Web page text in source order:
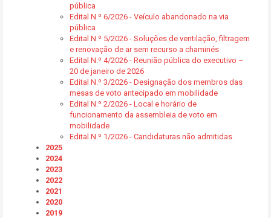
pública
Edital N.º 6/2026 - Veículo abandonado na via
pública
Edital N.º 5/2026 - Soluções de ventilação, filtragem
e renovação de ar sem recurso a chaminés
Edital N.º 4/2026 - Reunião pública do executivo –
20 de janeiro de 2026
Edital N.º 3/2026 - Designação dos membros das
mesas de voto antecipado em mobilidade
Edital N.º 2/2026 - Local e horário de
funcionamento da assembleia de voto em
mobilidade
Edital N.º 1/2026 - Candidaturas não admitidas
2025
2024
2023
2022
2021
2020
2019